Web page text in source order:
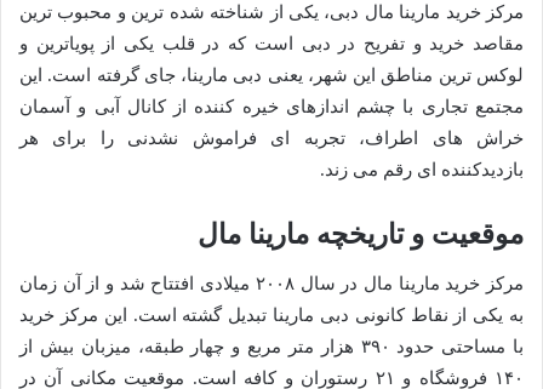
مرکز خرید مارینا مال دبی، یکی از شناخته شده ترین و محبوب ترین
مقاصد خرید و تفریح در دبی است که در قلب یکی از پویاترین و
لوکس ترین مناطق این شهر، یعنی دبی مارینا، جای گرفته است. این
مجتمع تجاری با چشم اندازهای خیره کننده از کانال آبی و آسمان
خراش های اطراف، تجربه ای فراموش نشدنی را برای هر
بازدیدکننده ای رقم می زند.
موقعیت و تاریخچه مارینا مال
مرکز خرید مارینا مال در سال ۲۰۰۸ میلادی افتتاح شد و از آن زمان
به یکی از نقاط کانونی دبی مارینا تبدیل گشته است. این مرکز خرید
با مساحتی حدود ۳۹۰ هزار متر مربع و چهار طبقه، میزبان بیش از
۱۴۰ فروشگاه و ۲۱ رستوران و کافه است. موقعیت مکانی آن در